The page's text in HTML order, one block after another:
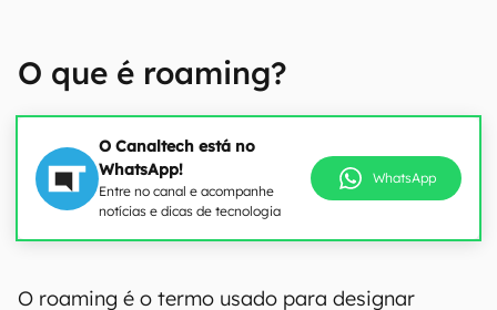
O que é roaming?
O Canaltech está no
WhatsApp!
Entre no canal e acompanhe
notícias e dicas de tecnologia
WhatsApp